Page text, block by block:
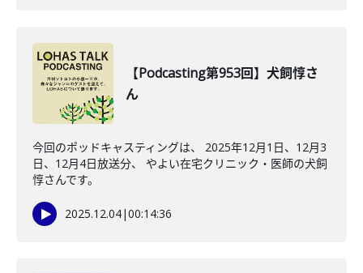
【Podcasting第953回】犬飼惇さ
ん
今回のポッドキャスティングは、 2025年12月1日、12月3
日、12月4日放送分、 やよい在宅クリニック・医師の犬飼
惇さんです。
2025.12.04|00:14:36